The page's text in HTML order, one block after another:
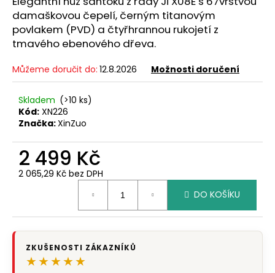
damaškovou čepelí, černým titanovým
povlakem (PVD) a čtyřhrannou rukojetí z
tmavého ebenového dřeva.
Můžeme doručit do: 12.8.2026 Možnosti doručení
Skladem (>10 ks)
Kód: XN226
Značka:XinZuo
2 499 Kč
2 065,29 Kč bez DPH
DO KOŠÍKU
ZKUŠENOSTI ZÁKAZNÍKŮ
★★★★★
D
o
o
r
u
č
u
m
e